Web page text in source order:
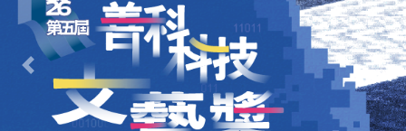
Previous